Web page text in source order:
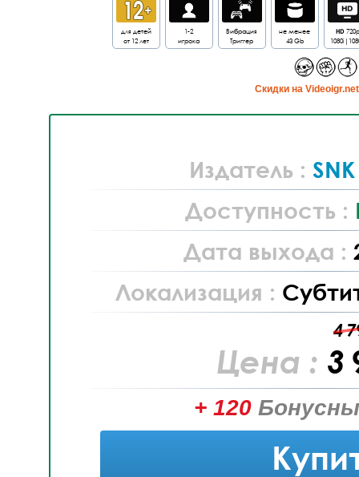
для детей
от 12 лет
1-2
игрока
Вибрация
Триггер
не менее
43 Gb
HD720p
Cкидки на
Издатель :
Доступность :
Дата выхода :
Локализация :
4
Цена : 3
+ 120